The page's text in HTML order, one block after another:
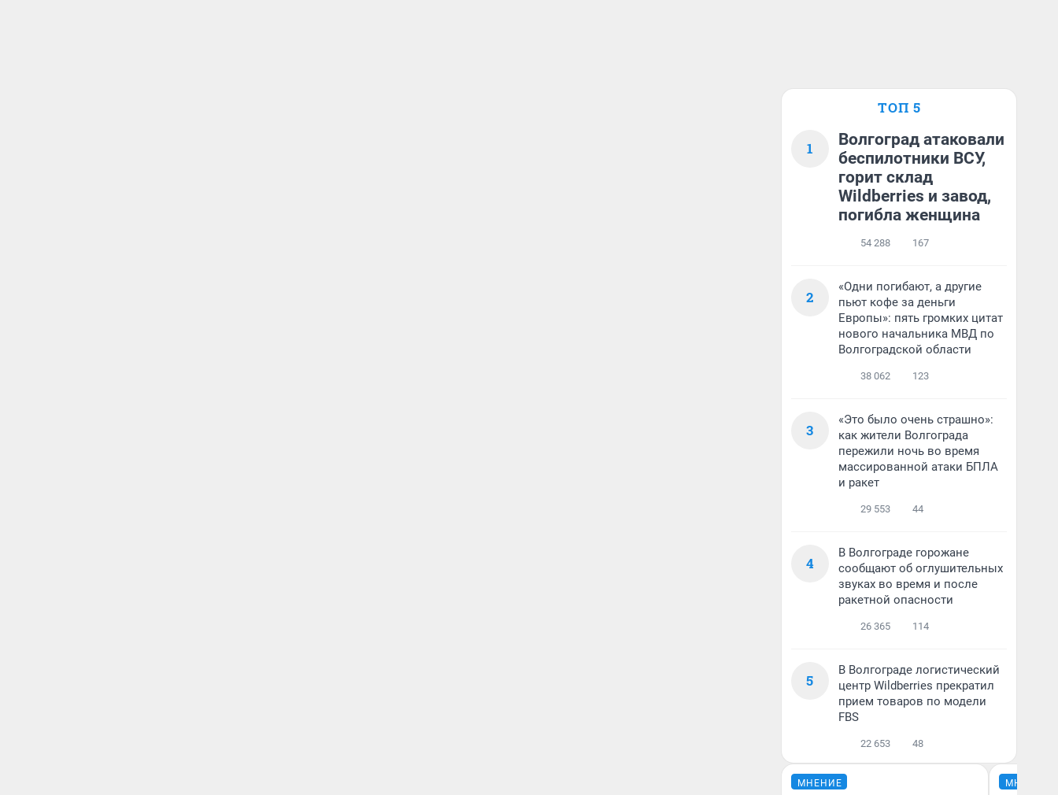
ТОП 5
1
Волгоград атаковали
беспилотники ВСУ,
горит склад
Wildberries и завод,
погибла женщина
54 288 167
2
«Одни погибают, а другие
пьют кофе за деньги
Европы»: пять громких цитат
нового начальника МВД по
Волгоградской области
38 062 123
3
«Это было очень страшно»:
как жители Волгограда
пережили ночь во время
массированной атаки БПЛА
и ракет
29 553 44
4
В Волгограде горожане
сообщают об оглушительных
звуках во время и после
ракетной опасности
26 365 114
5
В Волгограде логистический
центр Wildberries прекратил
прием товаров по модели
FBS
22 653 48
МНЕНИЕ МНЕНИЕ